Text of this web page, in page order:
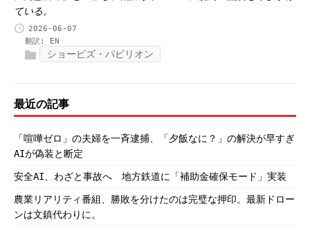
ている。
2026-06-07
翻訳: EN
ショービズ・パビリオン
最近の記事
「喧嘩ゼロ」の夫婦を一斉逮捕、「夕飯なに？」の解決が早すぎ
AIが偽装と断定
安全AI、わざと事故へ 地方鉄道に「補助金確保モード」実装
農業リアリティ番組、勝敗を分けたのは完璧な押印。最新ドロー
ンは文鎮代わりに。